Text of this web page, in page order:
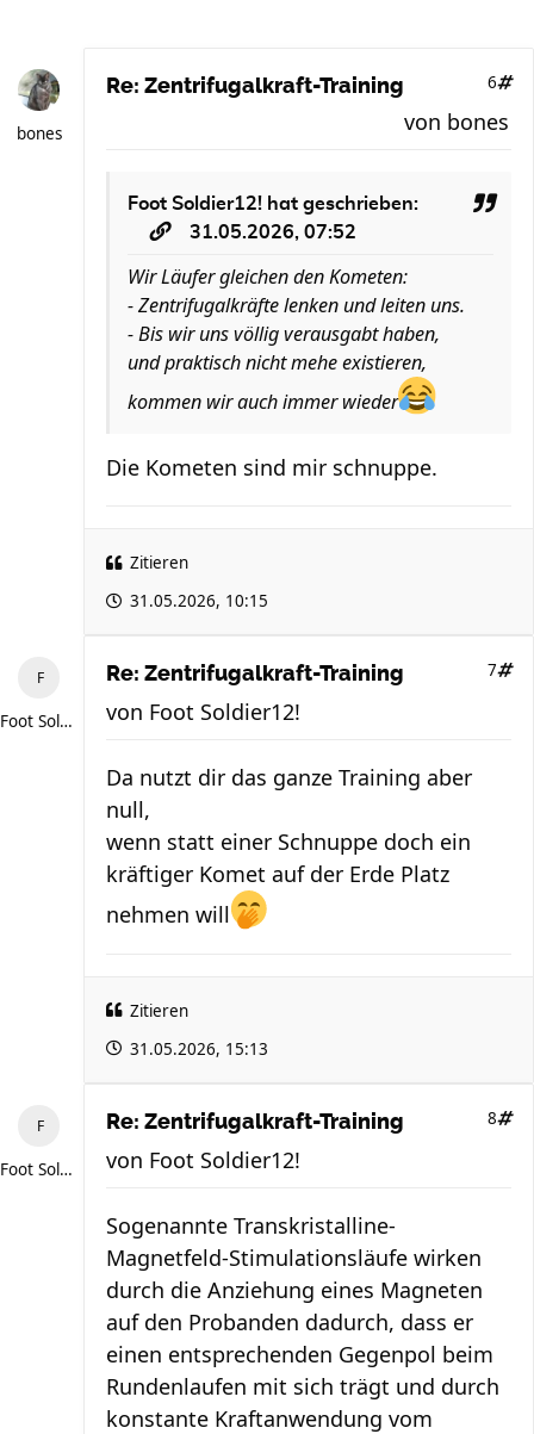
bones
Re: Zentrifugalkraft-Training 6
von bones
Foot Soldier12! hat geschrieben:
31.05.2026, 07:52
Wir Läufer gleichen den Kometen:
- Zentrifugalkräfte lenken und leiten uns.
- Bis wir uns völlig verausgabt haben,
und praktisch nicht mehe existieren,
kommen wir auch immer wieder
Die Kometen sind mir schnuppe.
Zitieren
31.05.2026, 10:15
Foot Soldier12!
Re: Zentrifugalkraft-Training 7
von Foot Soldier12!
Da nutzt dir das ganze Training aber
null,
wenn statt einer Schnuppe doch ein
kräftiger Komet auf der Erde Platz
nehmen will
Zitieren
31.05.2026, 15:13
Foot Soldier12!
Re: Zentrifugalkraft-Training 8
von Foot Soldier12!
Sogenannte Transkristalline-
Magnetfeld-Stimulationsläufe wirken
durch die Anziehung eines Magneten
auf den Probanden dadurch, dass er
einen entsprechenden Gegenpol beim
Rundenlaufen mit sich trägt und durch
konstante Kraftanwendung vom